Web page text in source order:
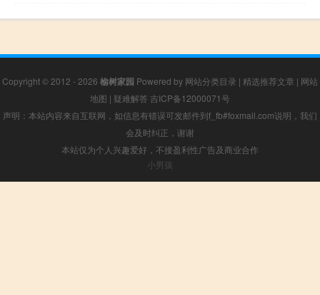
Copyright © 2012 - 2026 榆树家园 Powered by 网站分类目录 | 精选推荐文章 | 网站
地图 | 疑难解答 吉ICP备12000071号
声明：本站内容来自互联网，如信息有错误可发邮件到f_fb#foxmail.com说明，我们
会及时纠正，谢谢
本站仅为个人兴趣爱好，不接盈利性广告及商业合作
小男孩